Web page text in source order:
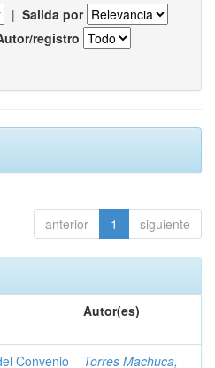
| Salida por
registro
anterior 1 siguiente
Autor(es)
Convenio
Torres Machuca,